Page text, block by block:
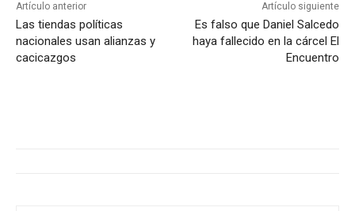
Artículo anterior
Las tiendas políticas
nacionales usan alianzas y
cacicazgos
Artículo siguiente
Es falso que Daniel Salcedo
haya fallecido en la cárcel El
Encuentro